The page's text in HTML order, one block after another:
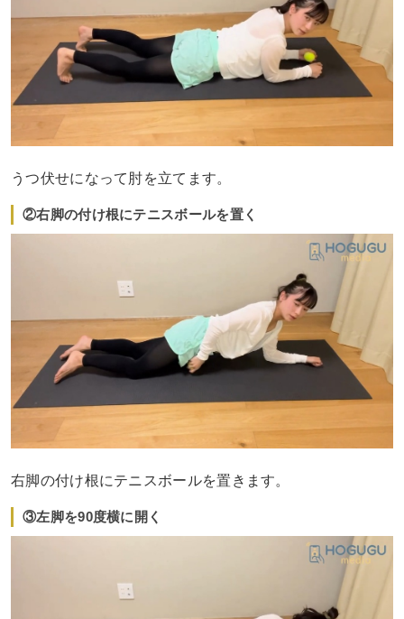
うつ伏せになって肘を立てます。
②右脚の付け根にテニスボールを置く
右脚の付け根にテニスボールを置きます。
③左脚を90度横に開く